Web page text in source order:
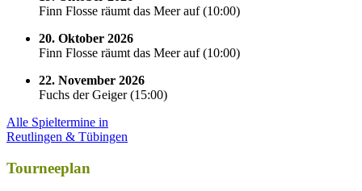
Finn Flosse räumt das Meer auf(10:00)
20. Oktober 2026
Finn Flosse räumt das Meer auf(10:00)
22. November 2026
Fuchs der Geiger(15:00)
Alle Spieltermine in
Reutlingen & Tübingen
Tourneeplan